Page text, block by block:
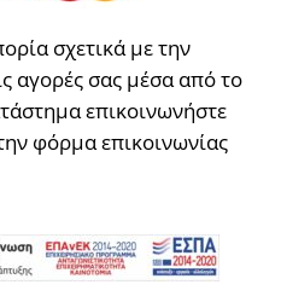
σχετικά με την
αγορές σας μέσα από το
επικοινωνήστε
φόρμα επικοινωνίας